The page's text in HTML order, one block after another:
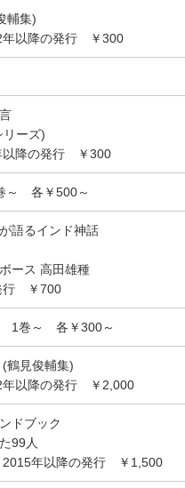
輔集)
以降の発行 ￥300
リーズ)
降の発行 ￥300
～ 各￥500～
語るインド神話
ース 高田雄種
行 ￥700
1巻～ 各￥300～
鶴見俊輔集)
以降の発行 ￥2,000
ドブック
99人
年以降の発行 ￥1,500